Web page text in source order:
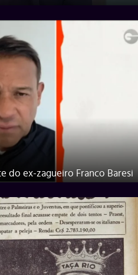
do ex-zagueiro Franco Baresi